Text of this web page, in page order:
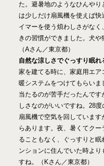
た。避暑地のようなひんや
は少しだけ扇風機を使えば
イマーを使う煩わしさがな
きの習慣ができました。犬や
（Aさん／東京都）
自然な涼しさでぐっすり眠れ
家を建てる時に、家庭用エ
暖システムをつけてもらい
当たるのが苦手だったんで
しさなのがいいですね。28度
扇風機で空気を回していま
らあります。夜、暑くてク
ることもなく、ぐっすりと
ンションに住んでいた時よ
すね。（Kさん／東京都）